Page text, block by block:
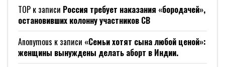
ТОР к записи Россия требует наказания «бородачей»,
остановивших колонну участников СВ
Anonymous к записи «Семьи хотят сына любой ценой»:
женщины вынуждены делать аборт в Индии.